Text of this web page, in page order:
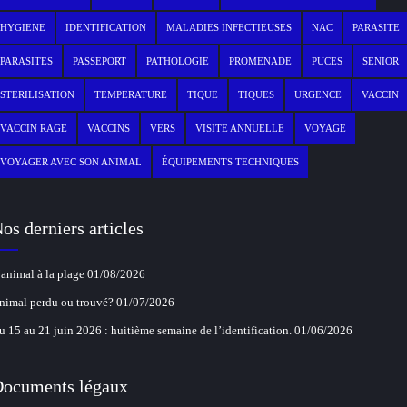
HYGIENE IDENTIFICATION MALADIES INFECTIEUSES NAC PARASITE
PARASITES PASSEPORT PATHOLOGIE PROMENADE PUCES SENIOR
STERILISATION TEMPERATURE TIQUE TIQUES URGENCE VACCIN
VACCIN RAGE VACCINS VERS VISITE ANNUELLE VOYAGE
VOYAGER AVEC SON ANIMAL ÉQUIPEMENTS TECHNIQUES
derniers articles
à la plage 01/08/2026
perdu ou trouvé? 01/07/2026
15 au 21 juin 2026 : huitième semaine de l’identification. 01/06/2026
légaux